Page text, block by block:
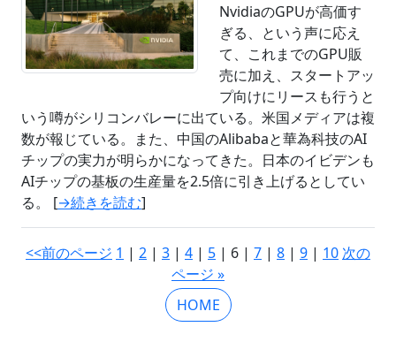
NvidiaのGPUが高価す
ぎる、という声に応え
て、これまでのGPU販
売に加え、スタートアッ
プ向けにリースも行うと
いう噂がシリコンバレーに出ている。米国メディアは複
数が報じている。また、中国のAlibabaと華為科技のAI
チップの実力が明らかになってきた。日本のイビデンも
AIチップの基板の生産量を2.5倍に引き上げるとしてい
る。 [→続きを読む]
<<前のページ 1 | 2 | 3 | 4 | 5 | 6 | 7 | 8 | 9 | 10 次の
ページ »
HOME